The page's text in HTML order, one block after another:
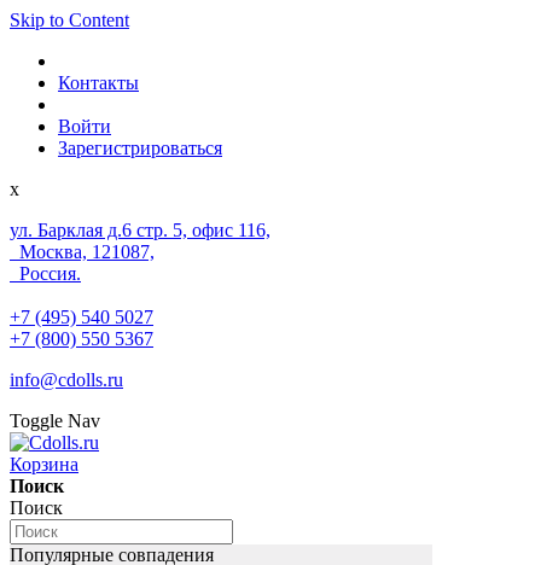
Skip to Content
Контакты
Войти
Зарегистрироваться
x
ул. Барклая д.6 стр. 5, офис 116,
Москва, 121087,
Россия.
+7 (495) 540 5027
+7 (800) 550 5367
info@cdolls.ru
Toggle Nav
Корзина
Поиск
Поиск
Популярные совпадения